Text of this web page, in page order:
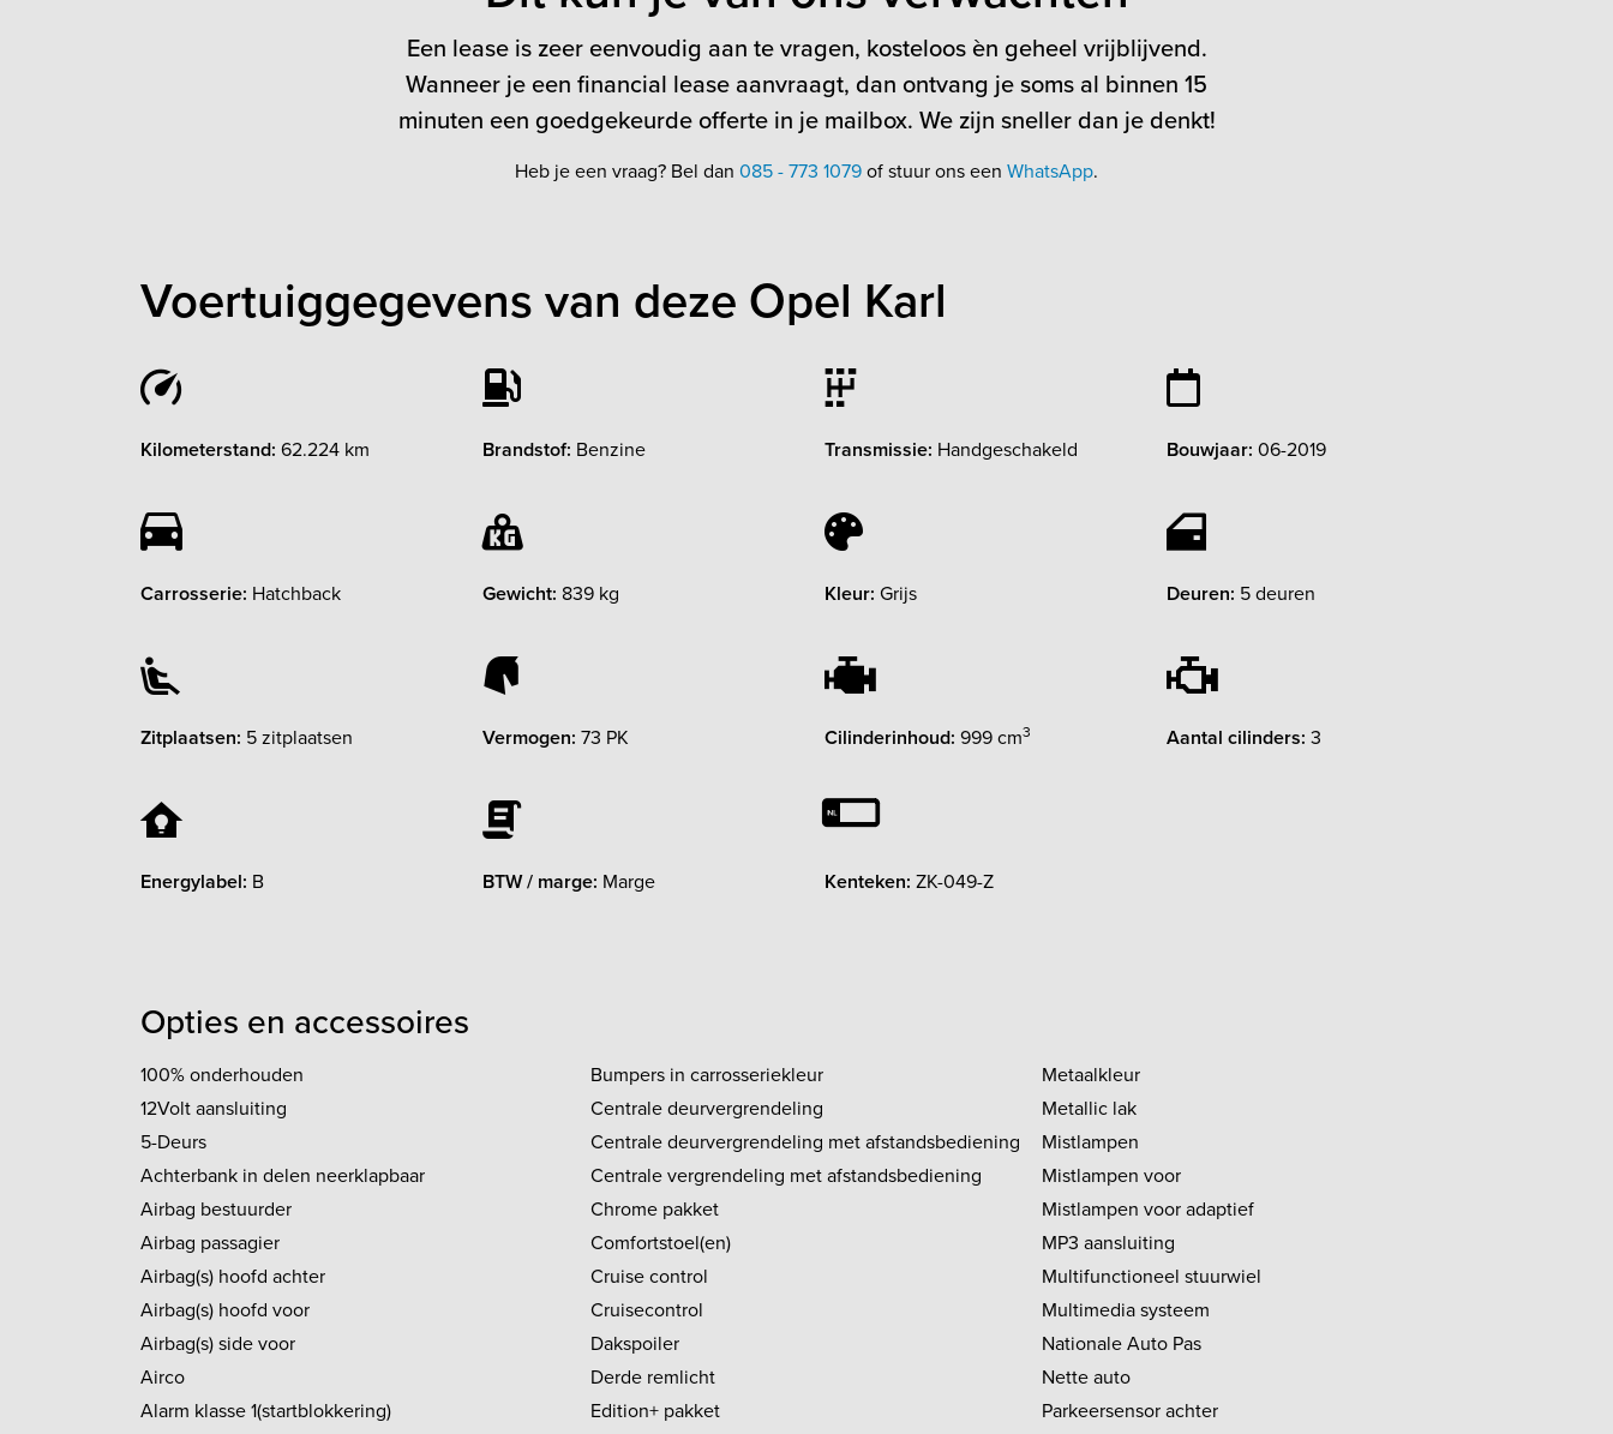
Een lease is zeer eenvoudig aan te vragen, kosteloos èn geheel vrijblijvend.
Wanneer je een financial lease aanvraagt, dan ontvang je soms al binnen 15
minuten een goedgekeurde offerte in je mailbox. We zijn sneller dan je denkt!
Heb je een vraag? Bel dan 085 - 773 1079of stuur ons een WhatsApp.
Voertuiggegevens van deze Opel Karl
Kilometerstand: 62.224 km Brandstof: Benzine Transmissie: Handgeschakeld Bouwjaar: 06-2019
Carrosserie: Hatchback Gewicht: 839 kg Kleur: Grijs Deuren: 5 deuren
Zitplaatsen: 5 zitplaatsen Vermogen: 73 PK Cilinderinhoud: 999 cm3 Aantal cilinders: 3
Energylabel: B BTW / marge: Marge Kenteken: ZK-049-Z
Opties en accessoires
100% onderhouden
12Volt aansluiting
5-Deurs
Achterbank in delen neerklapbaar
Airbag bestuurder
Airbag passagier
Airbag(s) hoofd achter
Airbag(s) hoofd voor
Airbag(s) side voor
Airco
Alarm klasse 1(startblokkering)
Bumpers in carrosseriekleur
Centrale deurvergrendeling
Centrale deurvergrendeling met afstandsbediening
Centrale vergrendeling met afstandsbediening
Chrome pakket
Comfortstoel(en)
Cruise control
Cruisecontrol
Dakspoiler
Derde remlicht
Edition+ pakket
Metaalkleur
Metallic lak
Mistlampen
Mistlampen voor
Mistlampen voor adaptief
MP3 aansluiting
Multifunctioneel stuurwiel
Multimedia systeem
Nationale Auto Pas
Nette auto
Parkeersensor achter